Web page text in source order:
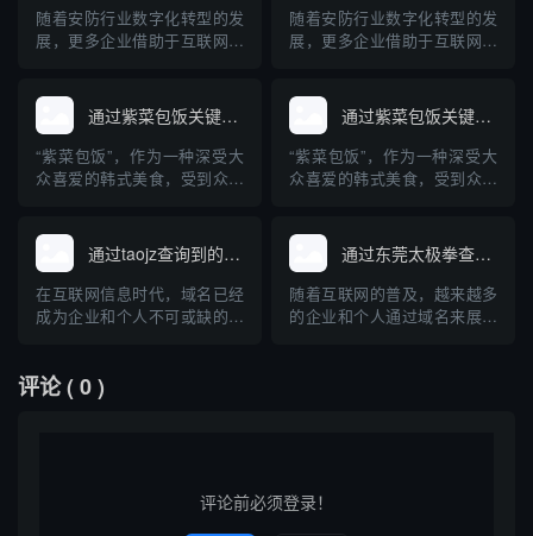
胁的关键工具。本文将详细介
绍DGA域名的原理、危害、
胁的关键工具。本文将详细介
绍DGA域名的原理、危害、
随着安防行业数字化转型的发
展，更多企业借助于互联网进
关域名受到行业关注。本文梳
理通过“库牌安防”关键词在主
流平台检索得到的相关域名，
并对安防公司为何重视域名布
随着安防行业数字化转型的发
展，更多企业借助于互联网进
关域名受到行业关注。本文梳
理通过“库牌安防”关键词在主
流平台检索得到的相关域名，
并对安防公司为何重视域名布
通过紫菜包饭关键词查询到的域名
“紫菜包饭”，作为一种深受大
众喜爱的韩式美食，受到众多
在互联网上可以查询到的相关
域名，并对“紫菜包饭”这一美
食进行专业科普，涵盖其起
源、制作方法、营养价值及与
通过紫菜包饭关键词查询到的域名
“紫菜包饭”，作为一种深受大
众喜爱的韩式美食，受到众多
在互联网上可以查询到的相关
域名，并对“紫菜包饭”这一美
食进行专业科普，涵盖其起
源、制作方法、营养价值及与
通过taojz查询到的域名网站
在互联网信息时代，域名已经
成为企业和个人不可或缺的网
易和管理需求也愈发旺盛。
taojz作为国内知名的域名查询
通过东莞太极拳查询域名
随着互联网的普及，越来越多
的企业和个人通过域名来展示
莞太...
评论( 0 )
评论前必须登录！